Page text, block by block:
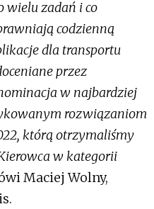
wielu zadań i co
codzienną
dla transportu
przez
w najbardziej
rozwiązaniom
którą otrzymaliśmy
w kategorii
Maciej Wolny,